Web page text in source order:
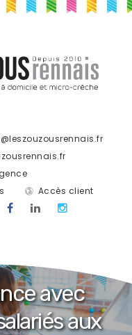
Accès client
avec
aux